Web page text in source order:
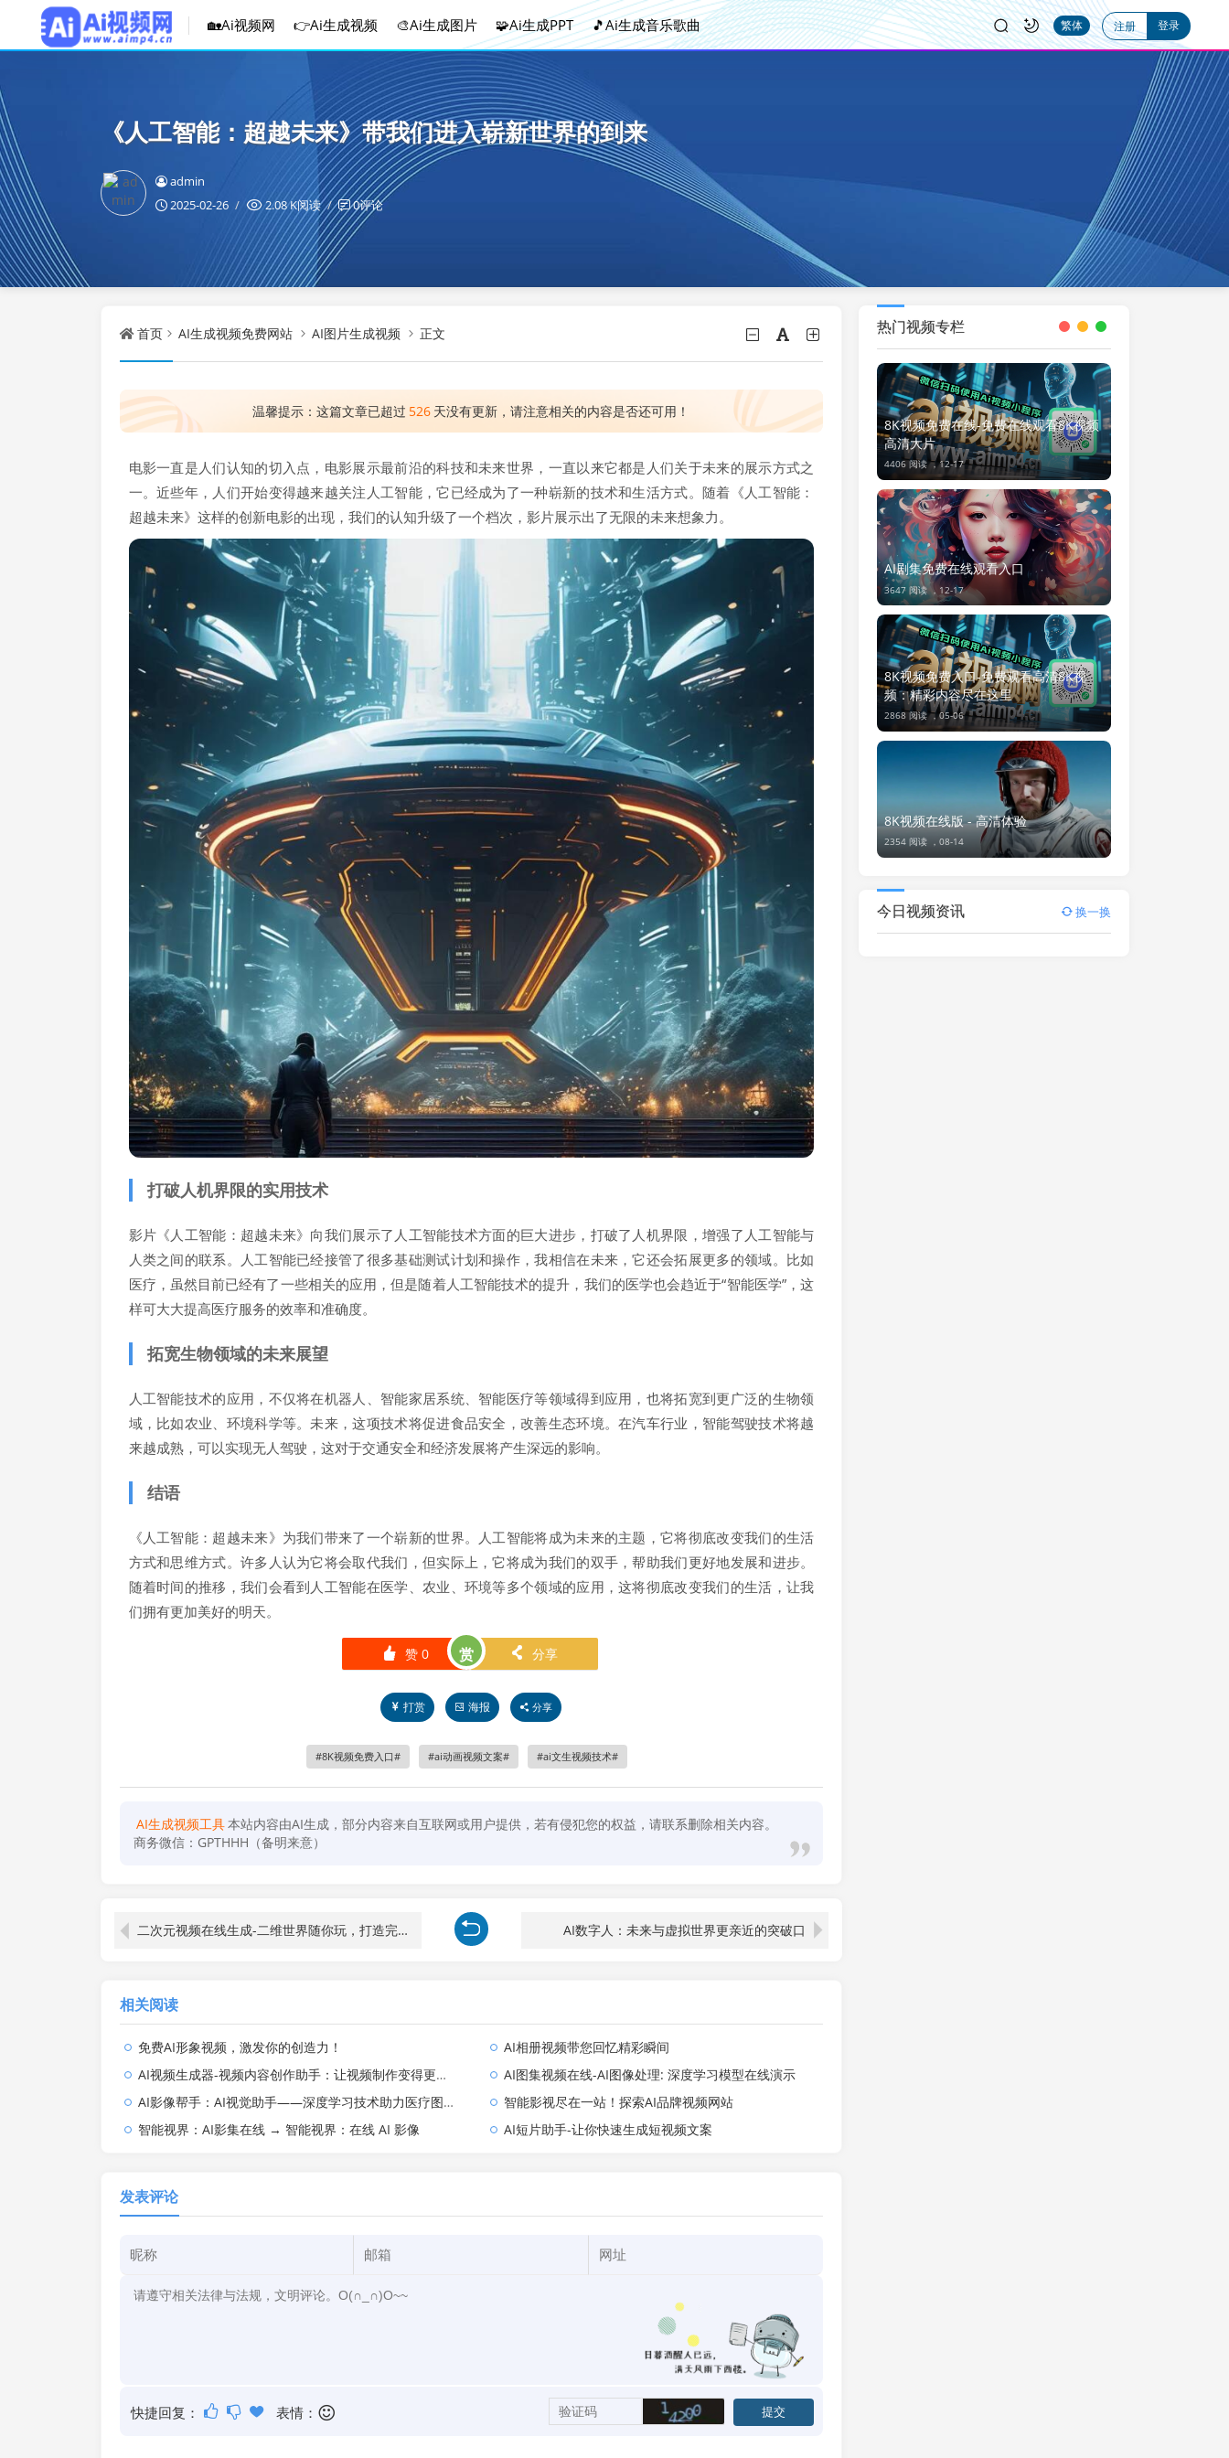
🏡Ai视频网 👉Ai生成视频 🎨Ai生成图片 🧩Ai生成PPT 🎵Ai生成音乐歌曲 繁体 注册 登录
《人工智能：超越未来》带我们进入崭新世界的到来
admin
2025-02-26
2.08 K阅读 0评论
首页 AI生成视频免费网站 AI图片生成视频 正文
温馨提示：这篇文章已超过 526 天没有更新，请注意相关的内容是否还可用！
电影一直是人们认知的切入点，电影展示最前沿的科技和未来世界，一直以来它都是人们关于未来的展示方式之
一。近些年，人们开始变得越来越关注人工智能，它已经成为了一种崭新的技术和生活方式。随着《人工智能：
超越未来》这样的创新电影的出现，我们的认知升级了一个档次，影片展示出了无限的未来想象力。
打破人机界限的实用技术
影片《人工智能：超越未来》向我们展示了人工智能技术方面的巨大进步，打破了人机界限，增强了人工智能与
人类之间的联系。人工智能已经接管了很多基础测试计划和操作，我相信在未来，它还会拓展更多的领域。比如
医疗，虽然目前已经有了一些相关的应用，但是随着人工智能技术的提升，我们的医学也会趋近于“智能医学”，这
样可大大提高医疗服务的效率和准确度。
拓宽生物领域的未来展望
人工智能技术的应用，不仅将在机器人、智能家居系统、智能医疗等领域得到应用，也将拓宽到更广泛的生物领
域，比如农业、环境科学等。未来，这项技术将促进食品安全，改善生态环境。在汽车行业，智能驾驶技术将越
来越成熟，可以实现无人驾驶，这对于交通安全和经济发展将产生深远的影响。
结语
《人工智能：超越未来》为我们带来了一个崭新的世界。人工智能将成为未来的主题，它将彻底改变我们的生活
方式和思维方式。许多人认为它将会取代我们，但实际上，它将成为我们的双手，帮助我们更好地发展和进步。
随着时间的推移，我们会看到人工智能在医学、农业、环境等多个领域的应用，这将彻底改变我们的生活，让我
们拥有更加美好的明天。
󰄼 赞0 赏 󰄯 分享
打赏 海报 分享
8K视频免费入口 ai动画视频文案 ai文生视频技术
AI生成视频工具本站内容由AI生成，部分内容来自互联网或用户提供，若有侵犯您的权益，请联系删除相关内容。
商务微信：GPTHHH（备明来意）
二次元视频在线生成-二维世界随你玩，打造完美二次元体验！ AI数字人：未来与虚拟世界更亲近的突破口
相关阅读
免费AI形象视频，激发你的创造力！
AI相册视频带您回忆精彩瞬间
AI视频生成器-视频内容创作助手：让视频制作变得更简单
AI图集视频在线-AI图像处理: 深度学习模型在线演示
AI影像帮手：AI视觉助手——深度学习技术助力医疗图像分析
智能影视尽在一站！探索AI品牌视频网站
智能视界：AI影集在线 → 智能视界：在线 AI 影像
AI短片助手-让你快速生成短视频文案
发表评论
快捷回复： 表情：
热门视频专栏
8K视频免费在线-免费在线观看8K视频
高清大片
4406 阅读 ，12-17
AI剧集免费在线观看入口
3647 阅读 ， 12-17
8K视频免费入口-免费观看高清8K视
频：精彩内容尽在这里
2868 阅读 ，05-06
8K视频在线版 - 高清体验
2354 阅读 ， 08-14
今日视频资讯 换一换